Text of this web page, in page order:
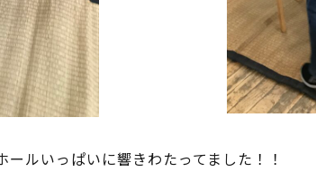
ルいっぱいに響きわたってました！！